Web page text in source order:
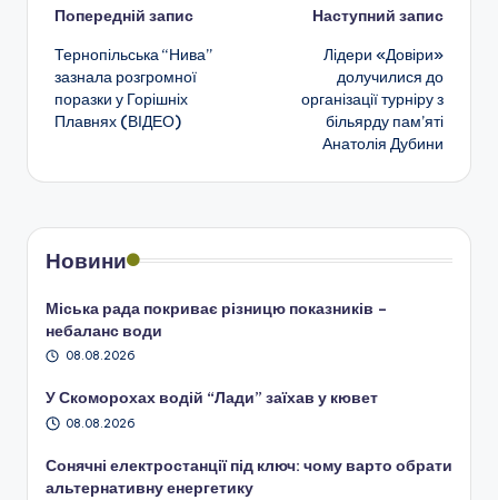
Навігація
по
запису
Попередній запис
Тернопільська “Нива”
зазнала розгромної
поразки у Горішніх
Плавнях (ВІДЕО)
Наступний запис
Лідери «Довіри»
долучилися до
організації турніру з
більярду пам’яті
Анатолія Дубини
Новини
Міська рада покриває різницю показників –
небаланс води
08.08.2026
У Скоморохах водій “Лади” заїхав у кювет
08.08.2026
Сонячні електростанції під ключ: чому варто обрати
альтернативну енергетику